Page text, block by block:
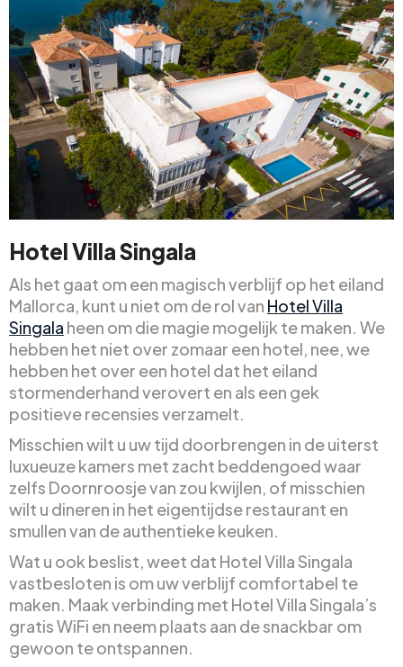
Hotel Villa Singala
Als het gaat om een magisch verblijf op het eiland
Mallorca, kunt u niet om de rol van Hotel Villa
Singala heen om die magie mogelijk te maken. We
hebben het niet over zomaar een hotel, nee, we
hebben het over een hotel dat het eiland
stormenderhand verovert en als een gek
positieve recensies verzamelt.
Misschien wilt u uw tijd doorbrengen in de uiterst
luxueuze kamers met zacht beddengoed waar
zelfs Doornroosje van zou kwijlen, of misschien
wilt u dineren in het eigentijdse restaurant en
smullen van de authentieke keuken.
Wat u ook beslist, weet dat Hotel Villa Singala
vastbesloten is om uw verblijf comfortabel te
maken. Maak verbinding met Hotel Villa Singala’s
gratis WiFi en neem plaats aan de snackbar om
gewoon te ontspannen.